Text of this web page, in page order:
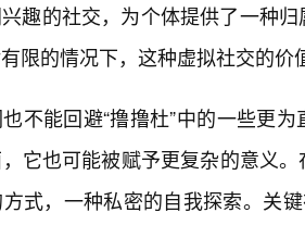
趣的社交，为个体提供了一种
限的情况下，这种虚拟社交的价
不能回避“撸撸杜”中的一些更
它也可能被赋予更复杂的意义
式，一种私密的自我探索。关